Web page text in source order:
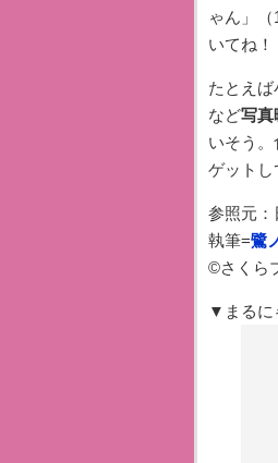
ゃん」
いてね！
たとえ
など写真
いそう
ゲットし
参照元：
執筆=鷺
©さくら
▼まるに